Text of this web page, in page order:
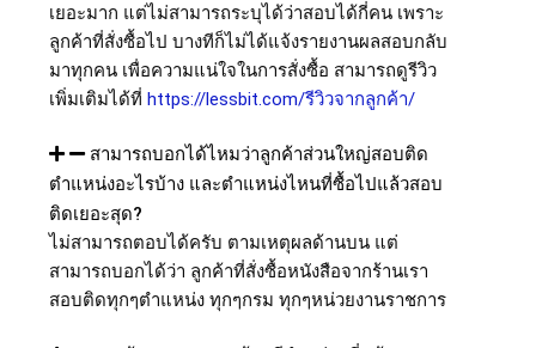
เยอะมาก แต่ไม่สามารถระบุได้ว่าสอบได้กี่คน เพราะ
ลูกค้าที่สั่งซื้อไป บางทีก็ไม่ได้แจ้งรายงานผลสอบกลับ
มาทุกคน เพื่อความแน่ใจในการสั่งซื้อ สามารถดูรีวิว
เพิ่มเติมได้ที่https://lessbit.com/รีวิวจากลูกค้า/
สามารถบอกได้ไหมว่าลูกค้าส่วนใหญ่สอบติด
ตำแหน่งอะไรบ้าง และตำแหน่งไหนที่ซื้อไปแล้วสอบ
ติดเยอะสุด?
ไม่สามารถตอบได้ครับ ตามเหตุผลด้านบน แต่
สามารถบอกได้ว่า ลูกค้าที่สั่งซื้อหนังสือจากร้านเรา
สอบติดทุกๆตำแหน่ง ทุกๆกรม ทุกๆหน่วยงานราชการ